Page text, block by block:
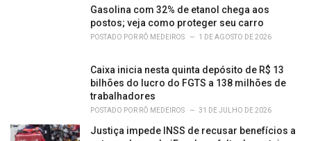
Gasolina com 32% de etanol chega aos
postos; veja como proteger seu carro
POSTADO POR RÔ MEDEIROS 1 DE AGOSTO DE 2026
Caixa inicia nesta quinta depósito de R$ 13
bilhões do lucro do FGTS a 138 milhões de
trabalhadores
POSTADO POR RÔ MEDEIROS 31 DE JULHO DE 2026
Justiça impede INSS de recusar benefícios a